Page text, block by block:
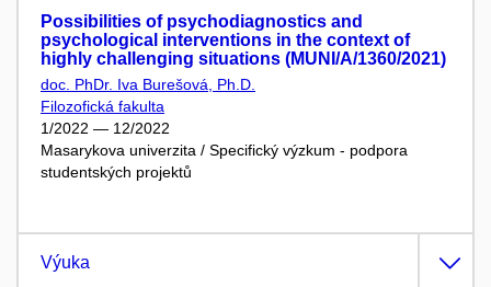
Possibilities of psychodiagnostics and
psychological interventions in the context of
highly challenging situations (MUNI/A/1360/2021)
doc. PhDr. Iva Burešová, Ph.D.
Filozofická fakulta
1/2022 — 12/2022
Masarykova univerzita / Specifický výzkum - podpora
studentských projektů
Výuka